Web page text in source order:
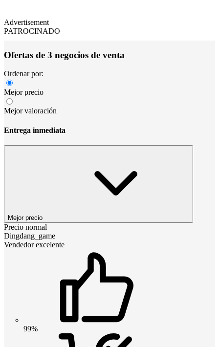
Advertisement
PATROCINADO
Ofertas de 3 negocios de venta
Ordenar por:
Mejor precio
Mejor valoración
Entrega inmediata
Mejor precio
Precio normal
Dingdang_game
Vendedor excelente
99%